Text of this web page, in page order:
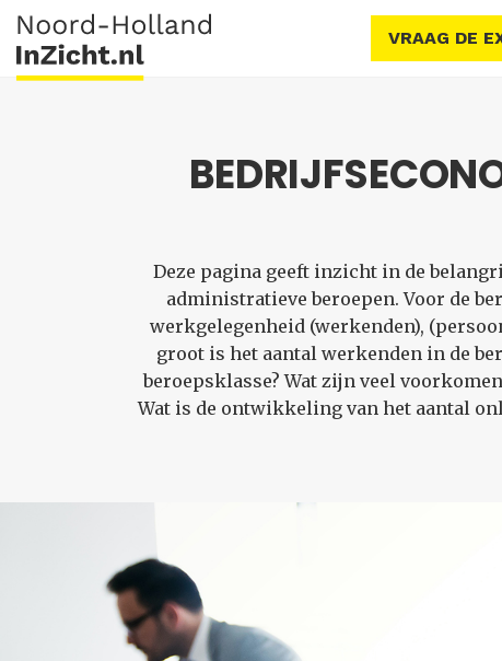
VRAAG DE
Deze pagina geeft inzicht in de
administratieve beroepen. Voor de
werkgelegenheid (werkenden),
groot is het aantal werkenden in de
beroepsklasse? Wat zijn veel
Wat is de ontwikkeling van het aantal